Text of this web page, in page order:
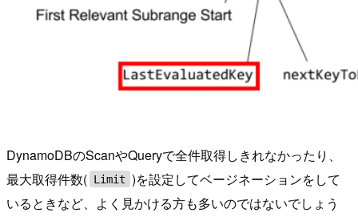
DynamoDBのScanやQueryで全件取得しきれなかったり、
最大取得件数( Limit )を設定してベージネーションをして
いるときなど、よく見かける方も多いのではないでしょう